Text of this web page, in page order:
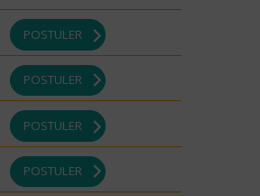
POSTULER
POSTULER
POSTULER
POSTULER